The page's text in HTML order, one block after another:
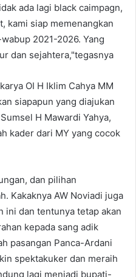
ada lagi black caimpagn,
kami siap memenangkan
2021-2026. Yang
dan sejahtera,"tegasnya
OI H Iklim Cahya MM
siapapun yang diajukan
H Mawardi Yahya,
kader dari MY yang cocok
dan pilihan
Kakaknya AW Noviadi juga
ini dan tentunya tetap akan
kepada sang adik
pasangan Panca-Ardani
spektakuker dan meraih
lagi menjadi bupati-